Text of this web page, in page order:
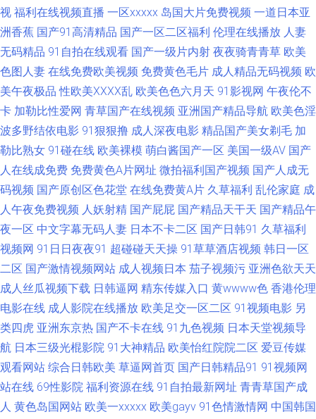
进入人口 欧美性爱主站 五月天性爱视频 影音先锋三级 天堂一级大片 免费看
片91 91avv在线视频 中文字幕在线日韩 偷拍桃花日韩 日韩丝袜美腿精品另
类 日韩韩日免费视频 麻豆操继母 国产精品区域一 东京热色色 影音先锋加勒
福利网址 波多野结依一本道电影 91九色porn蝌蚪 黑丝美女白虎 四虎AV资源
91大神视频污 97色涩 久久成人资源网 日韩有码电影 51国产ts人妖 91撸大
师 成人导航福利在线视频 91福利吧 91手淫视频 超碰97资源共享 狼人狠干
涩涩热5 91次元官网 91素人在线观看 成人碰碰免费视频 日韩久久精品 色一
本久 人妖日人妖 深爱激情综合网91 国产精品一区二区陕西 97福利导航在线
天堂网91 51视频探花 91探花极品 后入黑丝高跟 日本H祝频 影音先锋少妇黑
丝 91洮色在线观看 成人亚洲欧美网 欧美日韩国产成人综合 亚洲区少妇婷婷
91啦中文视觉盛宴 东京热综合色色 老司机电影院 丝瓜视频污下载啪啪啪
视 福利在线视频直播 一区xxxxx 岛国大片免费视频 一道日本亚
洲香蕉 国产91高清精品 国产一区二区福利 伦理在线播放 人妻
无码精品 91自拍在线观看 国产一级片内射 夜夜骑青青草 欧美
色图人妻 在线免费欧美视频 免费黄色毛片 成人精品无码视频 欧
美午夜极品 性欧美ⅩⅩⅩⅩ乱 欧美色色六月天 91影视网 午夜伦不
卡 加勒比性爱网 青草国产在线视频 亚洲国产精品导航 欧美色淫
波多野结依电影 91狠狠撸 成人深夜电影 精品国产美女剃毛 加
勒比熟女 91碰在线 欧美裸模 萌白酱国产一区 美国一级AV 国产
人在线成免费 免费黄色A片网址 微拍福利国产视频 国产人成无
码视频 国产原创区色花堂 在线免费黄A片 久草福利 乱伦家庭 成
人午夜免费视频 人妖射精 国产屁屁 国产精品天干天 国产精品午
夜一区 中文字幕无码人妻 日本不卡二区 国产日韩91 久草福利
视频网 91日日夜夜91 超碰碰天天操 91草草酒店视频 韩日一区
二区 国产激情视频网站 成人视频日本 茄子视频污 亚洲色欲天天
成人丝瓜视频下载 日韩逼网 精东传媒入口 黄wwww色 香港伦理
电影在线 成人影院在线播放 欧美足交一区二区 91视频电影 另
类四虎 亚洲东京热 国产不卡在线 91九色视频 日本天堂视频导
航 日本三级光棍影院 91大神精品 欧美怡红院院二区 爱豆传媒
观看网站 综合日韩欧美 草逼网首页 国产日韩精品91 91视频网
站在线 69性影院 福利资源在线 91自拍最新网址 青青草国产成
人 黄色岛国网站 欧美一xxxxx 欧美gayv 91色情激情网 中国韩国